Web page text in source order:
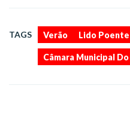
TAGS Verão Lido Poente
Câmara Municipal Do